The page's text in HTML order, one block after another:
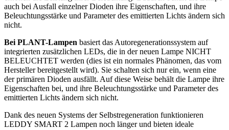
auch bei Ausfall einzelner Dioden ihre Eigenschaften, und ihre
Beleuchtungsstärke und Parameter des emittierten Lichts ändern sich
nicht.
Bei PLANT-Lampen basiert das Autoregenerationssystem auf
integrierten zusätzlichen LEDs, die in der neuen Lampe NICHT
BELEUCHTET werden (dies ist ein normales Phänomen, das vom
Hersteller bereitgestellt wird). Sie schalten sich nur ein, wenn eine
der primären Dioden ausfällt. Auf diese Weise behält die Lampe ihre
Eigenschaften bei, und ihre Beleuchtungsstärke und Parameter des
emittierten Lichts ändern sich nicht.
Dank des neuen Systems der Selbstregeneration funktionieren
LEDDY SMART 2 Lampen noch länger und bieten ideale